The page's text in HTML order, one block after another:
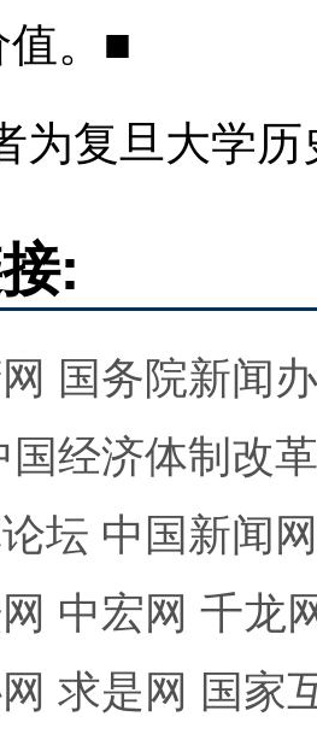
。■
复旦大学历
:
国务院新闻
国经济体制改
坛 中国新闻网
中宏网 千龙
求是网 国家